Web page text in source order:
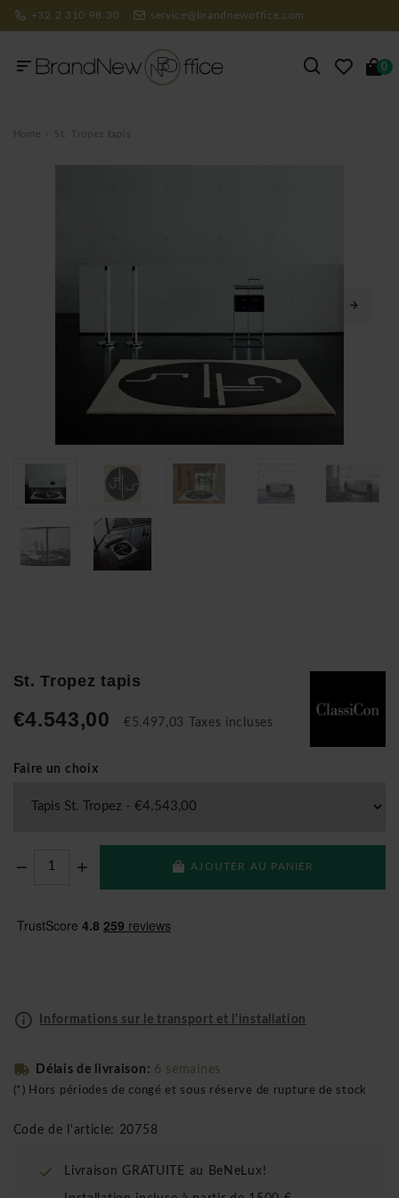
+32 2 310 98 30 service@brandnewoffice.com
0
Home St. Tropez tapis
St. Tropez tapis
€4.543,00 €5.497,03 Taxes incluses
Faire un choix
AJOUTER AU PANIER
Informations sur le transport et l'installation
Délais de livraison: 6 semaines
(*) Hors périodes de congé et sous réserve de rupture de stock
Code de l'article: 20758
Livraison GRATUITE au BeNeLux!